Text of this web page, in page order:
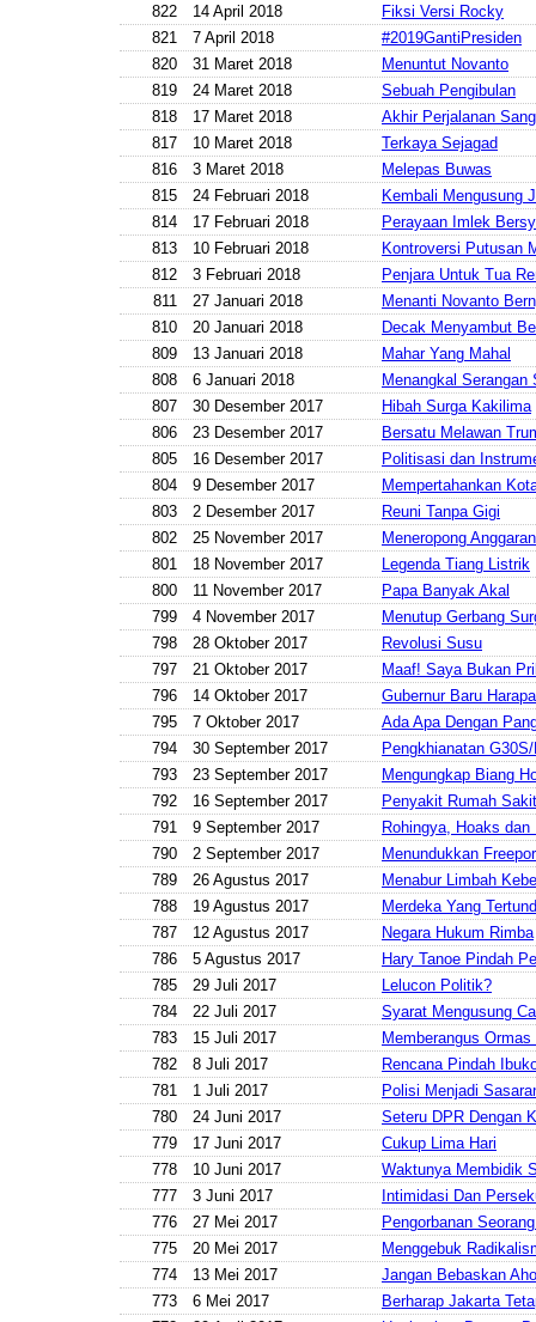
822
14 April 2018
Fiksi Versi Rocky
821
7 April 2018
#2019GantiPresiden
820
31 Maret 2018
Menuntut Novanto
819
24 Maret 2018
Sebuah Pengibulan
818
17 Maret 2018
Akhir Perjalanan
817
10 Maret 2018
Terkaya Sejagad
816
3 Maret 2018
Melepas Buwas
815
24 Februari 2018
Kembali Mengusung
814
17 Februari 2018
Perayaan Imlek
813
10 Februari 2018
Kontroversi Putusan
812
3 Februari 2018
Penjara Untuk Tua
811
27 Januari 2018
Menanti Novanto
810
20 Januari 2018
Decak Menyambut
809
13 Januari 2018
Mahar Yang Mahal
808
6 Januari 2018
Menangkal Serangan
807
30 Desember 2017
Hibah Surga Kakilima
806
23 Desember 2017
Bersatu Melawan
805
16 Desember 2017
Politisasi dan
804
9 Desember 2017
Mempertahankan
803
2 Desember 2017
Reuni Tanpa Gigi
802
25 November 2017
Meneropong
801
18 November 2017
Legenda Tiang Listrik
800
11 November 2017
Papa Banyak Akal
799
4 November 2017
Menutup Gerbang
798
28 Oktober 2017
Revolusi Susu
797
21 Oktober 2017
Maaf! Saya Bukan
796
14 Oktober 2017
Gubernur Baru
795
7 Oktober 2017
Ada Apa Dengan
794
30 September 2017
Pengkhianatan
793
23 September 2017
Mengungkap Biang
792
16 September 2017
Penyakit Rumah Sakit
791
9 September 2017
Rohingya, Hoaks dan
790
2 September 2017
Menundukkan
789
26 Agustus 2017
Menabur Limbah
788
19 Agustus 2017
Merdeka Yang
787
12 Agustus 2017
Negara Hukum Rimba
786
5 Agustus 2017
Hary Tanoe Pindah
785
29 Juli 2017
Lelucon Politik?
784
22 Juli 2017
Syarat Mengusung
783
15 Juli 2017
Memberangus
782
8 Juli 2017
Rencana Pindah
781
1 Juli 2017
Polisi Menjadi
780
24 Juni 2017
Seteru DPR Dengan
779
17 Juni 2017
Cukup Lima Hari
778
10 Juni 2017
Waktunya Membidik
777
3 Juni 2017
Intimidasi Dan
776
27 Mei 2017
Pengorbanan
775
20 Mei 2017
Menggebuk
774
13 Mei 2017
Jangan Bebaskan
773
6 Mei 2017
Berharap Jakarta